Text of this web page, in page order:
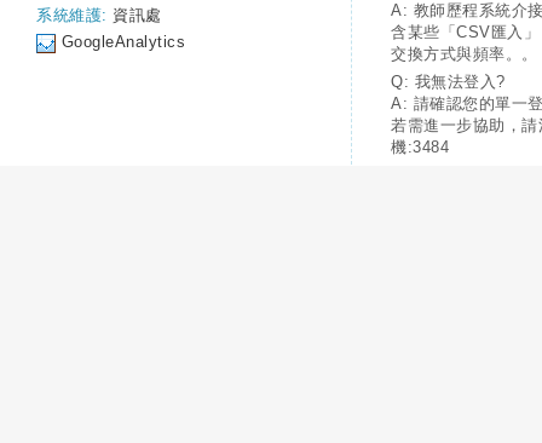
系統維護: 資訊處
GoogleAnalytics
A: 教師歷程系統介
含某些「CSV匯入
交換方式與頻率。。
Q: 我無法登入?
A: 請確認您的單一
若需進一步協助，
機:3484